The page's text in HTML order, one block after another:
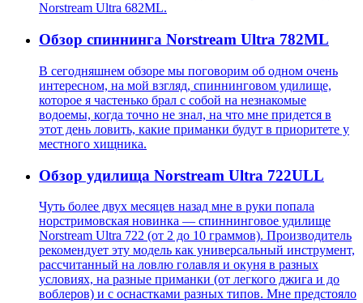
Norstream Ultra 682ML.
Обзор спиннинга Norstream Ultra 782ML
В сегодняшнем обзоре мы поговорим об одном очень
интересном, на мой взгляд, спиннинговом удилище,
которое я частенько брал с собой на незнакомые
водоемы, когда точно не знал, на что мне придется в
этот день ловить, какие приманки будут в приоритете у
местного хищника.
Обзор удилища Norstream Ultra 722ULL
Чуть более двух месяцев назад мне в руки попала
норстримовская новинка — спиннинговое удилище
Norstream Ultra 722 (от 2 до 10 граммов). Производитель
рекомендует эту модель как универсальный инструмент,
рассчитанный на ловлю голавля и окуня в разных
условиях, на разные приманки (от легкого джига и до
воблеров) и с оснастками разных типов. Мне предстояло